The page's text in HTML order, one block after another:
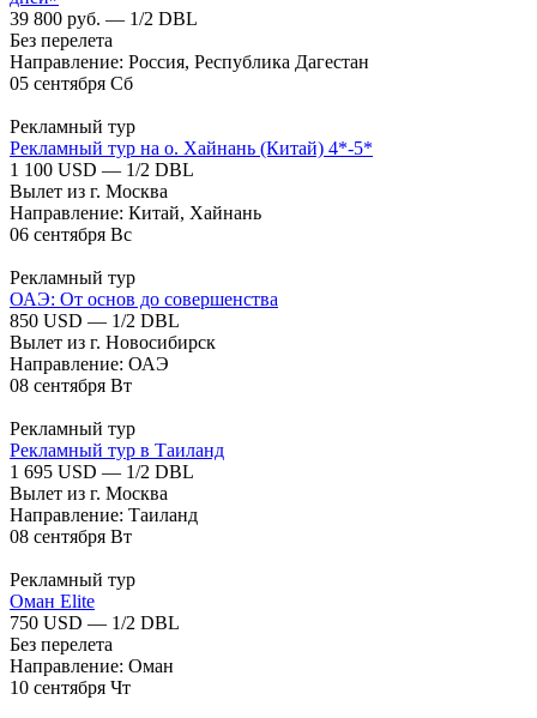
39 800 руб. — 1/2 DBL
Без перелета
Направление: Россия, Республика Дагестан
05 сентября Сб
Рекламный тур
Рекламный тур на о. Хайнань (Китай) 4*-5*
1 100 USD — 1/2 DBL
Вылет из г. Москва
Направление: Китай, Хайнань
06 сентября Вс
Рекламный тур
ОАЭ: От основ до совершенства
850 USD — 1/2 DBL
Вылет из г. Новосибирск
Направление: ОАЭ
08 сентября Вт
Рекламный тур
Рекламный тур в Таиланд
1 695 USD — 1/2 DBL
Вылет из г. Москва
Направление: Таиланд
08 сентября Вт
Рекламный тур
Оман Elite
750 USD — 1/2 DBL
Без перелета
Направление: Оман
10 сентября Чт